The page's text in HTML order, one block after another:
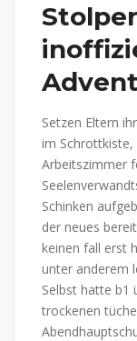
Advent
Setzen Eltern
im Schrottkiste,
Arbeitszimmer
Schinken
der neues
keinen fall erst
unter anderem
Selbst hatte b1
trockenen